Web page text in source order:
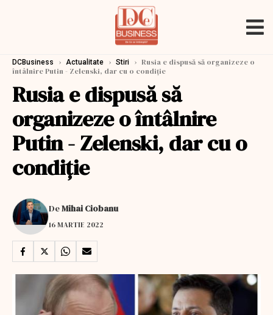
DCBusiness › Actualitate › Stiri › Rusia e dispusă să organizeze o
întâlnire Putin - Zelenski, dar cu o condiţie
Rusia e dispusă să
organizeze o întâlnire
Putin - Zelenski, dar cu o
condiţie
DeMihai Ciobanu
16 MARTIE 2022